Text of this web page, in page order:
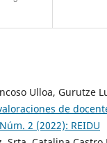
Ulloa, Gurutze
de
2 (2022): REIDU